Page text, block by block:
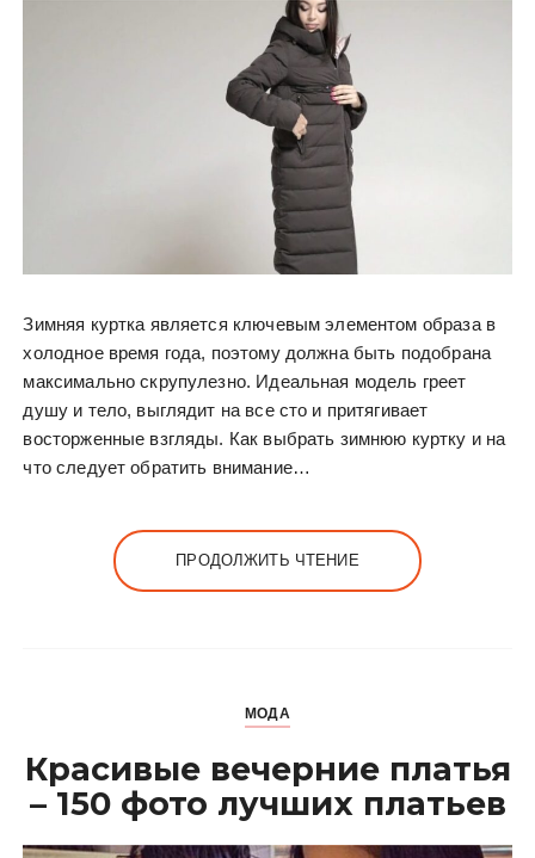
Зимняя куртка является ключевым элементом образа в
холодное время года, поэтому должна быть подобрана
максимально скрупулезно. Идеальная модель греет
душу и тело, выглядит на все сто и притягивает
восторженные взгляды. Как выбрать зимнюю куртку и на
что следует обратить внимание…
ПРОДОЛЖИТЬ ЧТЕНИЕ
МОДА
Красивые вечерние платья
– 150 фото лучших платьев